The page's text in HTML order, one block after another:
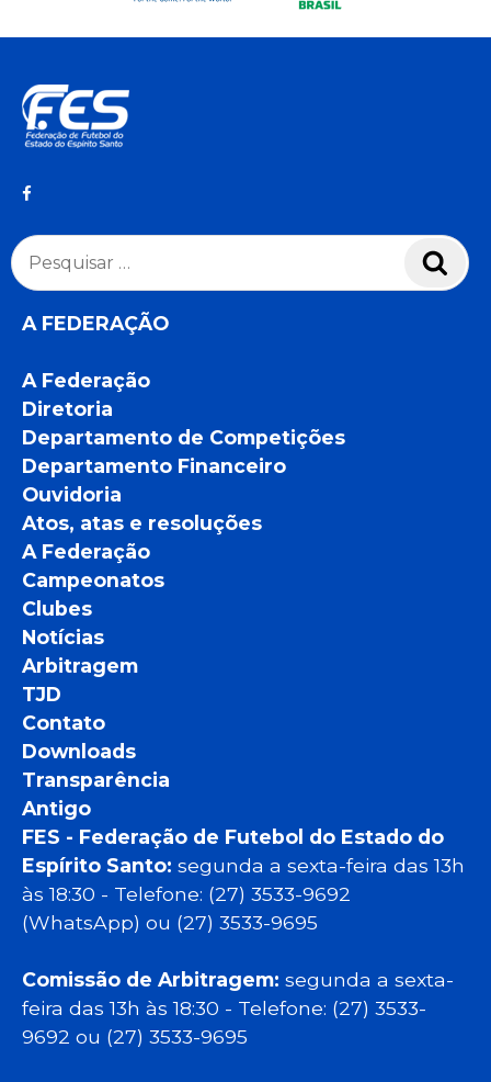
Pesquisar
por:
A FEDERAÇÃO
A Federação
Diretoria
Departamento de Competições
Departamento Financeiro
Ouvidoria
Atos, atas e resoluções
A Federação
Campeonatos
Clubes
Notícias
Arbitragem
TJD
Contato
Downloads
Transparência
Antigo
FES - Federação de Futebol do Estado do
Espírito Santo: segunda a sexta-feira das 13h
às 18:30 - Telefone: (27) 3533-9692
(WhatsApp) ou (27) 3533-9695
Comissão de Arbitragem: segunda a sexta-
feira das 13h às 18:30 - Telefone: (27) 3533-
9692 ou (27) 3533-9695